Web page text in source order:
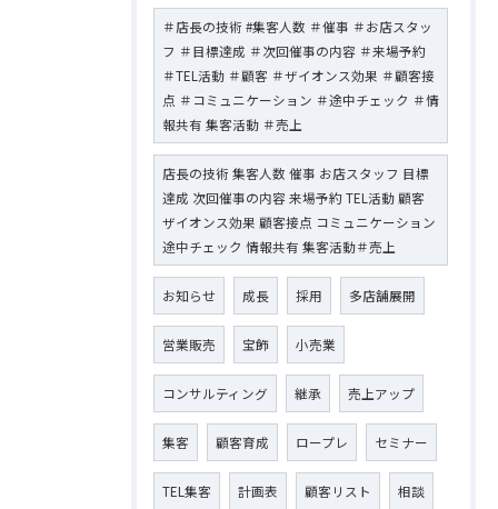
＃店長の技術 #集客人数 ＃催事 ＃お店スタッ
フ ＃目標達成 ＃次回催事の内容 ＃来場予約
＃TEL活動 ＃顧客 ＃ザイオンス効果 ＃顧客接
点 ＃コミュニケーション ＃途中チェック ＃情
報共有 集客活動 ＃売上
店長の技術 集客人数 催事 お店スタッフ 目標
達成 次回催事の内容 来場予約 TEL活動 顧客
ザイオンス効果 顧客接点 コミュニケーション
途中チェック 情報共有 集客活動＃売上
お知らせ 成長 採用 多店舗展開
営業販売 宝飾 小売業
コンサルティング 継承 売上アップ
集客 顧客育成 ロープレ セミナー
TEL集客 計画表 顧客リスト 相談